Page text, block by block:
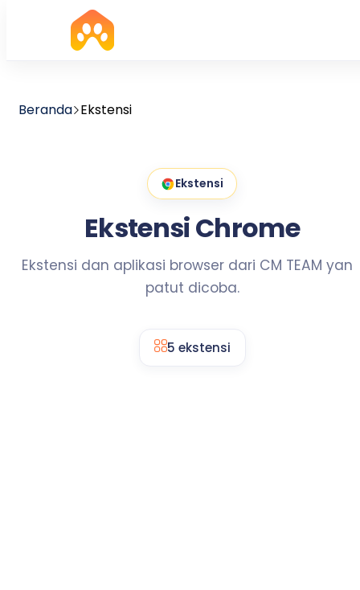
Beranda Ekstensi
Ekstensi
Ekstensi Chrome
Ekstensi dan aplikasi browser dari CM TEAM
patut dicoba.
5 ekstensi